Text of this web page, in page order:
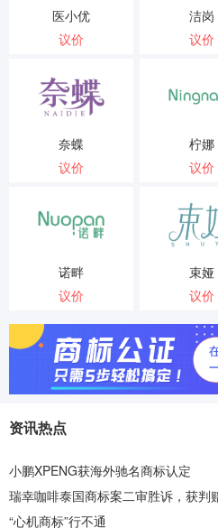
医小优
议价
洁岗
议价
奈蝶
议价
柠娜
议价
诺畔
议价
束娅
议价
资讯热点
小鹏XPENG获海外驰名商标认定
瑞幸咖啡泰国商标案二审胜诉，获判
泰铢
“心机商标”行不通